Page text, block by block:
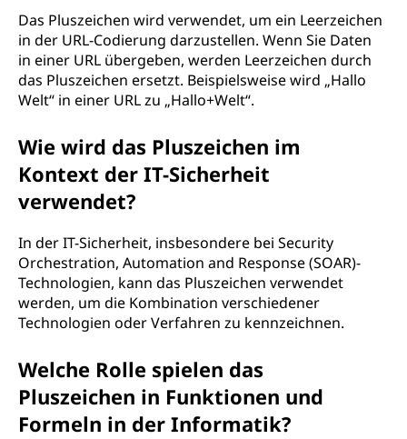
Das Pluszeichen wird verwendet, um ein Leerzeichen
in der URL-Codierung darzustellen. Wenn Sie Daten
in einer URL übergeben, werden Leerzeichen durch
das Pluszeichen ersetzt. Beispielsweise wird „Hallo
Welt“ in einer URL zu „Hallo+Welt“.
Wie wird das Pluszeichen im
Kontext der IT-Sicherheit
verwendet?
In der IT-Sicherheit, insbesondere bei Security
Orchestration, Automation and Response (SOAR)-
Technologien, kann das Pluszeichen verwendet
werden, um die Kombination verschiedener
Technologien oder Verfahren zu kennzeichnen.
Welche Rolle spielen das
Pluszeichen in Funktionen und
Formeln in der Informatik?